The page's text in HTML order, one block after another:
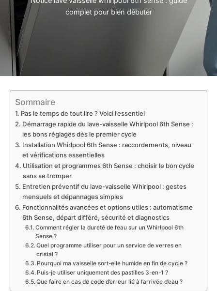
complet pour bien débuter
Sommaire
Pas le temps de tout lire ? Voici l’essentiel
Démarrage rapide du lave-vaisselle Whirlpool 6th Sense :
les bons réglages dès le premier cycle
Installation Whirlpool 6th Sense : raccordements, niveau
et vérifications essentielles
Utilisation et programmes 6th Sense : choisir le bon cycle
sans se tromper
Entretien préventif du lave-vaisselle Whirlpool : gestes
mensuels et dépannages simples
Fonctionnalités avancées et options utiles : automatisme
6th Sense, départ différé, sécurité et diagnostics
Comment régler la dureté de l’eau sur un Whirlpool 6th
Sense ?
Quel programme utiliser pour un service de verres en
cristal ?
Pourquoi ma vaisselle sort-elle humide en fin de cycle ?
Puis-je utiliser uniquement des pastilles 3-en-1 ?
Que faire en cas de code d’erreur lié à l’arrivée d’eau ?